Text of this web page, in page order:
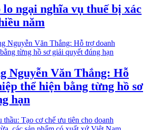
lo ngại nghĩa vụ thuế bị xác
năm
Nguyễn Văn Thắng: Hỗ
thể hiện bằng từng hồ sơ
hạn